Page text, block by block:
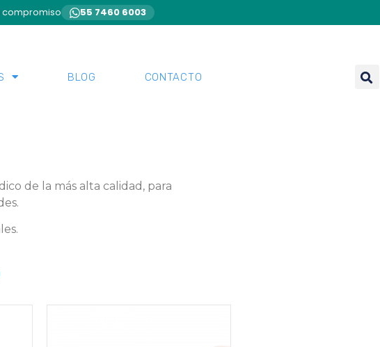
compromiso 55 7460 6003
BLOG CONTACTO
de la más alta calidad, para